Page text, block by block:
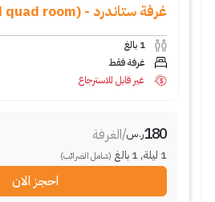
غرفة ستاندرد - (standard quad room)
1 بالغ
غرفة فقط
غير قابل للاسترجاع
180ر.س/الغرفة
1 ليلة,
1 بالغ (شامل الضرائب)
احجز الان